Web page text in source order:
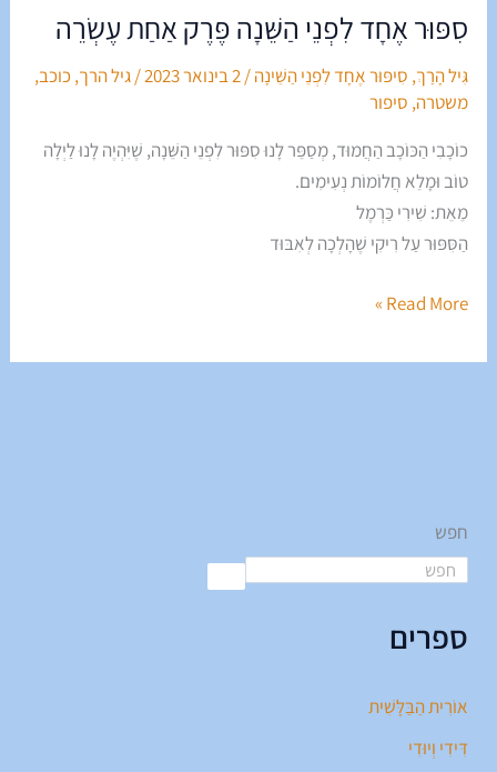
סִפּוּר אֶחָד לִפְנֵי הַשֵּׁנָה פֶּרֶק אַחַת עֶשְׂרֵה
גִּיל הָרַךְ, סִיפּוּר אֶחָד לִפְנֵי הַשֵּׁינָה/2 בינואר 2023 /גיל הרך, כוכב,
משטרה, סיפור
כוֹכָבִי הַכּוֹכָב הַחֲמוּד, מְסַפֵּר לָנוּ סִפּוּר לִפְנֵי הַשֵּׁנָה, שֶׁיִּהְיֶה לָנוּ לַיְלָה
טוֹב וּמָלֵא חֲלוֹמוֹת נְעִימִים.
מֵאֵת: שִׁירִי כַּרְמֶל
הַסִּפּוּר עַל רִיקִי שֶׁהָלְכָה לְאִבּוּד
Read More »
חפש
ספרים
אוֹרִית הַבַּלָּשִׁית
דִּידִי וְיוּדִי